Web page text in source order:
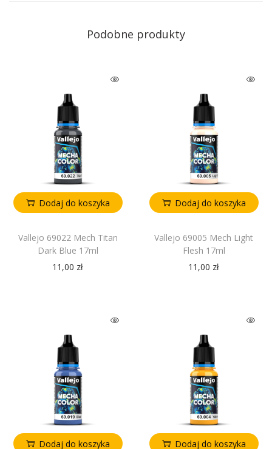
Podobne produkty
Dodaj do koszyka
Vallejo 69022 Mech Titan
Dark Blue 17ml
11,00 zł
Dodaj do koszyka
Vallejo 69005 Mech Light
Flesh 17ml
11,00 zł
Dodaj do koszyka Dodaj do koszyka